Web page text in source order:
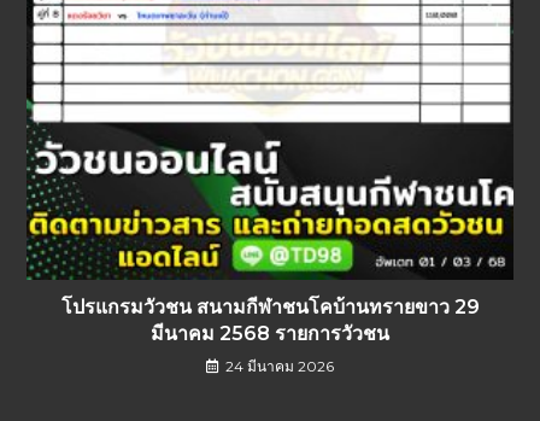
โปรแกรมวัวชน สนามกีฬาชนโคบ้านทรายขาว 29
มีนาคม 2568 รายการวัวชน
24 มีนาคม 2026